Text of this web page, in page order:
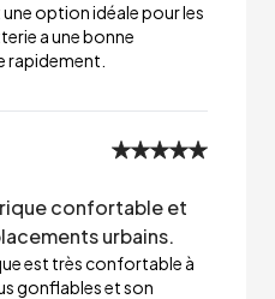
option idéale pour les
a une bonne
rapidement.
confortable et
urbains.
est très confortable à
gonflables et son